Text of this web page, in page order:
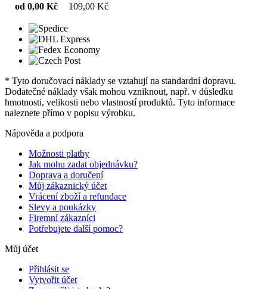
od 0,00 Kč
109,00 Kč
* Tyto doručovací náklady se vztahují na standardní dopravu.
Dodatečné náklady však mohou vzniknout, např. v důsledku
hmotnosti, velikosti nebo vlastností produktů. Tyto informace
naleznete přímo v popisu výrobku.
Nápověda a podpora
Možnosti platby
Jak mohu zadat objednávku?
Doprava a doručení
Můj zákaznický účet
Vrácení zboží a refundace
Slevy a poukázky
Firemní zákazníci
Potřebujete další pomoc?
Můj účet
Přihlásit se
Vytvořit účet